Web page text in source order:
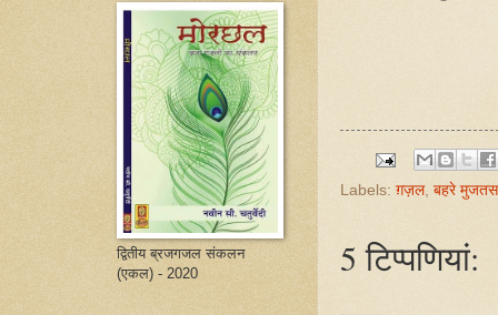
Labels:ग़ज़ल, बहरे
5 टिप्‍पणियां:
द्वितीय ब्रजगजल संकलन
(एकल) - 2020